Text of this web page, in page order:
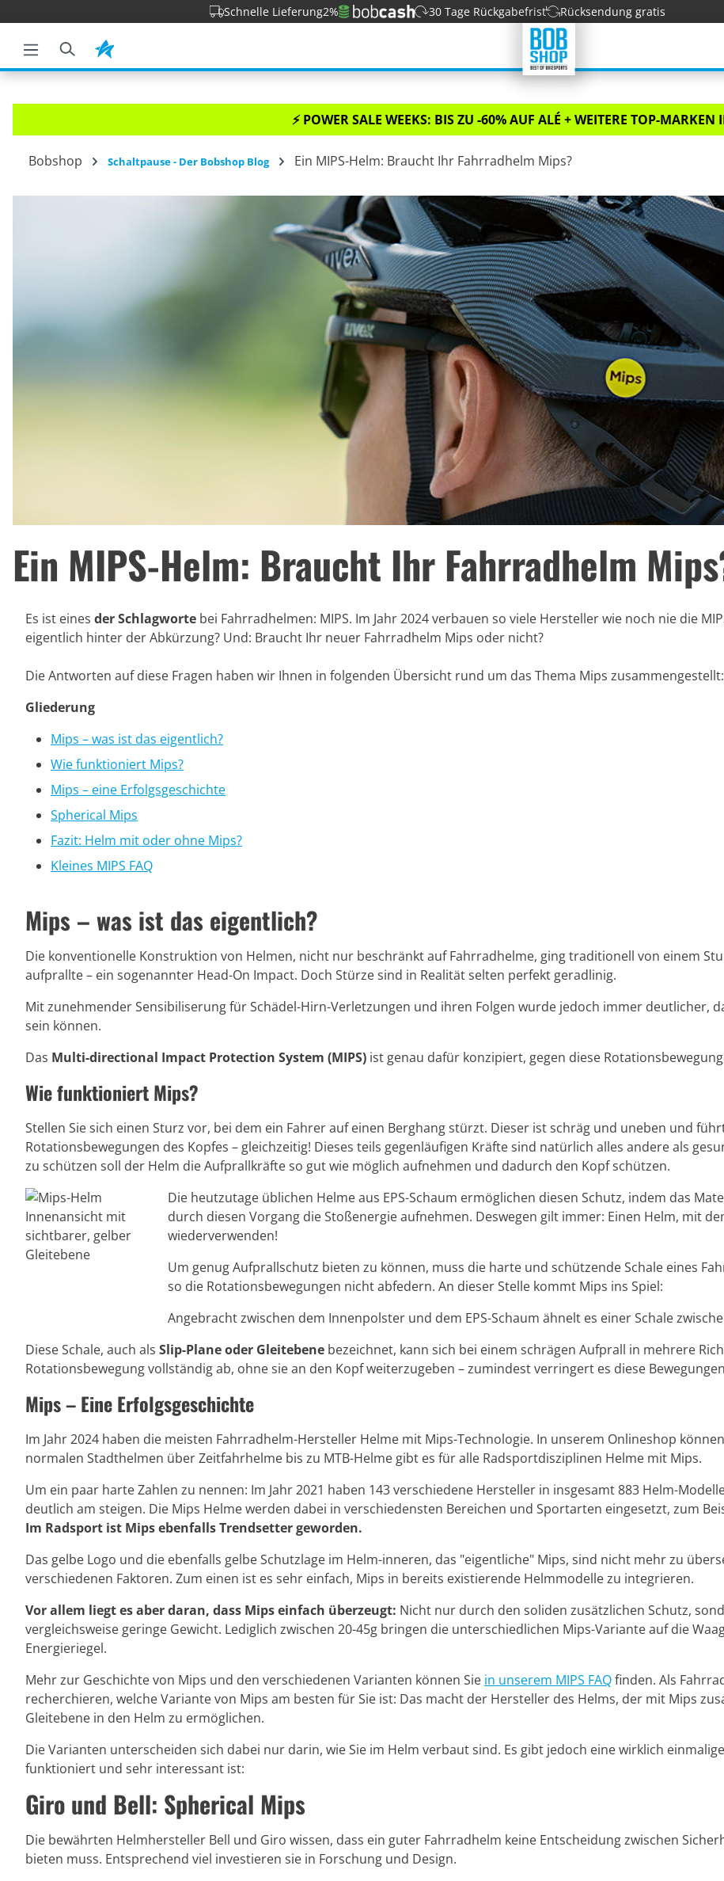
Zur Hauptnavigation springenSchnelle Lieferung2% 30 Tage Rückgabefrist Rücksendung gratis
⚡ POWER SALE WEEKS: BIS ZU -60% AUF ALÉ + WEITERE TOP-MARKEN
Bobshop Schaltpause - Der Bobshop Blog Ein MIPS-Helm: Braucht Ihr Fahrradhelm Mips?
Ein MIPS-Helm: Braucht Ihr Fahrradhelm
Es ist eines der Schlagworte bei Fahrradhelmen: MIPS. Im Jahr 2024 verbauen so viele Hersteller wie noch nie die
eigentlich hinter der Abkürzung? Und: Braucht Ihr neuer Fahrradhelm Mips oder nicht?
Die Antworten auf diese Fragen haben wir Ihnen in folgenden Übersicht rund um das Thema Mips zusammengestellt:
Gliederung
Mips – was ist das eigentlich?
Wie funktioniert Mips?
Mips – eine Erfolgsgeschichte
Spherical Mips
Fazit: Helm mit oder ohne Mips?
Kleines MIPS FAQ
Mips – was ist das eigentlich?
Die konventionelle Konstruktion von Helmen, nicht nur beschränkt auf Fahrradhelme, ging traditionell von einem
aufprallte – ein sogenannter Head-On Impact. Doch Stürze sind in Realität selten perfekt geradlinig.
Mit zunehmender Sensibiliserung für Schädel-Hirn-Verletzungen und ihren Folgen wurde jedoch immer deutlicher,
sein können.
Das Multi-directional Impact Protection System (MIPS) ist genau dafür konzipiert, gegen diese
Wie funktioniert Mips?
Stellen Sie sich einen Sturz vor, bei dem ein Fahrer auf einen Berghang stürzt. Dieser ist schräg und uneben und
Rotationsbewegungen des Kopfes – gleichzeitig! Dieses teils gegenläufigen Kräfte sind natürlich alles andere als
zu schützen soll der Helm die Aufprallkräfte so gut wie möglich aufnehmen und dadurch den Kopf schützen.
Die heutzutage üblichen Helme aus EPS-Schaum ermöglichen diesen Schutz, indem das
durch diesen Vorgang die Stoßenergie aufnehmen. Deswegen gilt immer: Einen Helm, mit
wiederverwenden!
Um genug Aufprallschutz bieten zu können, muss die harte und schützende Schale eines
so die Rotationsbewegungen nicht abfedern. An dieser Stelle kommt Mips ins Spiel:
Angebracht zwischen dem Innenpolster und dem EPS-Schaum ähnelt es einer Schale
Diese Schale, auch als Slip-Plane oder Gleitebene bezeichnet, kann sich bei einem schrägen Aufprall in mehrere
Rotationsbewegung vollständig ab, ohne sie an den Kopf weiterzugeben – zumindest verringert es diese
Mips – Eine Erfolgsgeschichte
Im Jahr 2024 haben die meisten Fahrradhelm-Hersteller Helme mit Mips-Technologie. In unserem Onlineshop
normalen Stadthelmen über Zeitfahrhelme bis zu MTB-Helme gibt es für alle Radsportdisziplinen Helme mit Mips.
Um ein paar harte Zahlen zu nennen: Im Jahr 2021 haben 143 verschiedene Hersteller in insgesamt 883 Helm-
deutlich am steigen. Die Mips Helme werden dabei in verschiedensten Bereichen und Sportarten eingesetzt, zum
Im Radsport ist Mips ebenfalls Trendsetter geworden.
Das gelbe Logo und die ebenfalls gelbe Schutzlage im Helm-inneren, das "eigentliche" Mips, sind nicht mehr zu
verschiedenen Faktoren. Zum einen ist es sehr einfach, Mips in bereits existierende Helmmodelle zu integrieren.
Vor allem liegt es aber daran, dass Mips einfach überzeugt: Nicht nur durch den soliden zusätzlichen Schutz,
vergleichsweise geringe Gewicht. Lediglich zwischen 20-45g bringen die unterschiedlichen Mips-Variante auf die
Energieriegel.
Mehr zur Geschichte von Mips und den verschiedenen Varianten können Sie in unserem MIPS FAQfinden. Als
recherchieren, welche Variante von Mips am besten für Sie ist: Das macht der Hersteller des Helms, der mit Mips
Gleitebene in den Helm zu ermöglichen.
Die Varianten unterscheiden sich dabei nur darin, wie Sie im Helm verbaut sind. Es gibt jedoch eine wirklich
funktioniert und sehr interessant ist:
Giro und Bell: Spherical Mips
Die bewährten Helmhersteller Bell und Giro wissen, dass ein guter Fahrradhelm keine Entscheidung zwischen
bieten muss. Entsprechend viel investieren sie in Forschung und Design.